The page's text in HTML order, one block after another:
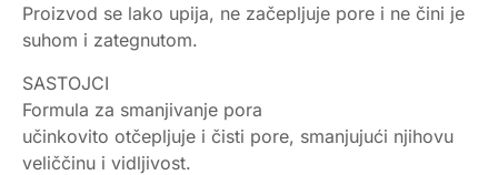
Proizvod se lako upija, ne začepljuje pore i ne čini je
suhom i zategnutom.
SASTOJCI
Formula za smanjivanje pora
učinkovito otčepljuje i čisti pore, smanjujući njihovu
veliččinu i vidljivost.